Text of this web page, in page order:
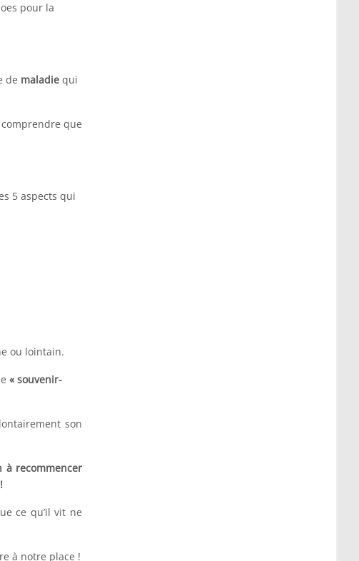
pour la
de maladie qui
que
5 aspects qui
ou lointain.
« souvenir-
son
à recommencer
ce qu’il vit ne
à notre place !